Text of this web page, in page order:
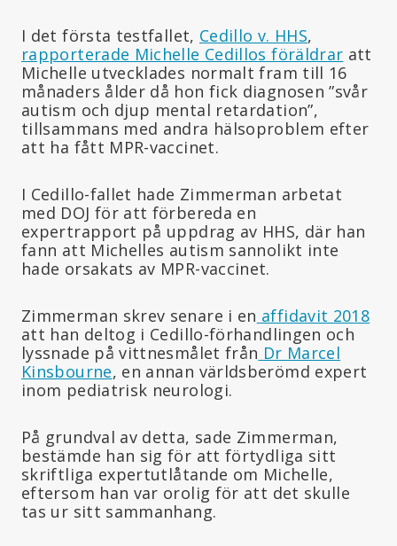
I det första testfallet, Cedillo v. HHS,
rapporterade Michelle Cedillos föräldrar att
Michelle utvecklades normalt fram till 16
månaders ålder då hon fick diagnosen ”svår
autism och djup mental retardation”,
tillsammans med andra hälsoproblem efter
att ha fått MPR-vaccinet.
I Cedillo-fallet hade Zimmerman arbetat
med DOJ för att förbereda en
expertrapport på uppdrag av HHS, där han
fann att Michelles autism sannolikt inte
hade orsakats av MPR-vaccinet.
Zimmerman skrev senare i en affidavit 2018
att han deltog i Cedillo-förhandlingen och
lyssnade på vittnesmålet från Dr Marcel
Kinsbourne, en annan världsberömd expert
inom pediatrisk neurologi.
På grundval av detta, sade Zimmerman,
bestämde han sig för att förtydliga sitt
skriftliga expertutlåtande om Michelle,
eftersom han var orolig för att det skulle
tas ur sitt sammanhang.